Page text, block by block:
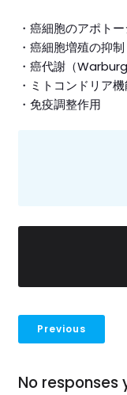
・癌細胞のアポト
・癌細胞増殖の抑制
・癌代謝（
・ミトコンドリア
・免疫調整作用
Previous
No responses